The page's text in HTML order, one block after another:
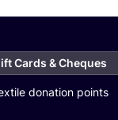
Cards & Cheques
donation points